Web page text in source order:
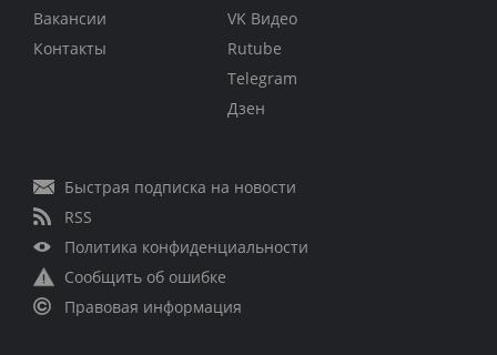
Вакансии
Контакты
VK Видео
Rutube
Telegram
Дзен
Быстрая подписка на новости
RSS
Политика конфиденциальности
Сообщить об ошибке
Правовая информация